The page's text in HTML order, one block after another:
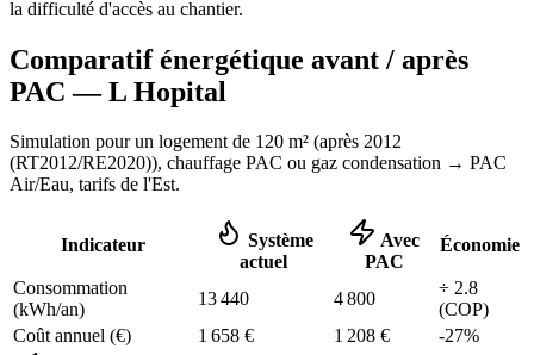
la difficulté d'accès au chantier.
Comparatif énergétique avant / après
PAC —L Hopital
Simulation pour un logement de 120 m² (après 2012
(RT2012/RE2020)), chauffage PAC ou gaz condensation → PAC
Air/Eau, tarifs de l'Est.
Indicateur
Système
actuel
Avec
PAC
Économie
Consommation
(kWh/an)
13 440 4 800
÷ 2.8
(COP)
Coût annuel (€)
1 658 € 1 208 € -27%